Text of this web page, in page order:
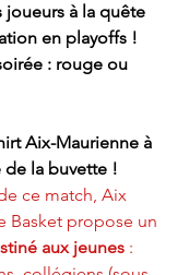
joueurs à la quête
en playoffs !
: rouge ou
Aix-Maurienne à
la buvette !
ce match, Aix
Basket propose un
aux jeunes :